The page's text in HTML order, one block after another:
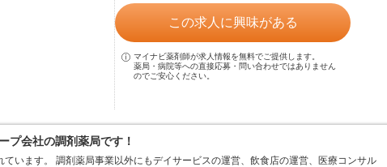
この求人に興味がある
マイナビ薬剤師が求人情報を無料でご提供します。
薬局・病院等への直接応募・問い合わせではありません
のでご安心ください。
プ会社の調剤薬局です！
ています。 調剤薬局事業以外にもデイサービスの運営、飲食店の運営、医療コンサル